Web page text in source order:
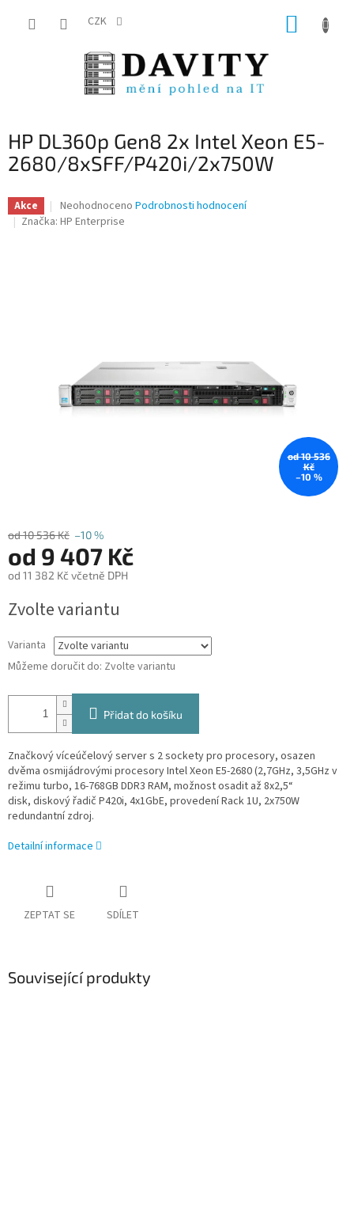
CZK
HP DL360p Gen8 2x Intel Xeon E5-
2680/8xSFF/P420i/2x750W
Akce
Průměrné
hodnocení
Neohodnoceno Podrobnosti hodnocení
Značka: HP Enterprise
od 10 536
Kč
–10 %
od 10 536 Kč –10 %
od 9 407 Kč
od 11 382 Kč včetně DPH
cena:
Zvolte variantu
Varianta
Můžeme doručit do: Zvolte variantu
Přidat do košíku
Značkový víceúčelový server s 2 sockety pro procesory, osazen
dvěma osmijádrovými procesory Intel Xeon E5-2680 (2,7GHz, 3,5GHz v
režimu turbo, 16-768GB DDR3 RAM, možnost osadit až 8x2,5“
disk, diskový řadič P420i, 4x1GbE, provedení Rack 1U, 2x750W
redundantní zdroj.
Detailní informace
ZEPTAT SE SDÍLET
Související produkty